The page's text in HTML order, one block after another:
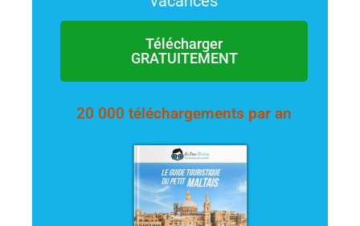
Télécharger
GRATUITEMENT
20 000 téléchargements par an